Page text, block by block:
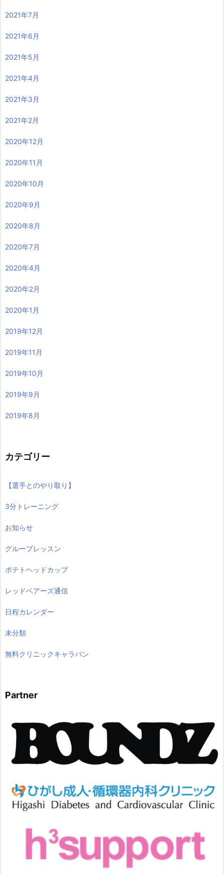
2021年7月
2021年6月
2021年5月
2021年4月
2021年3月
2021年2月
2020年12月
2020年11月
2020年10月
2020年9月
2020年8月
2020年7月
2020年4月
2020年2月
2020年1月
2019年12月
2019年11月
2019年10月
2019年9月
2019年8月
カテゴリー
【選手とのやり取り】
3分トレーニング
お知らせ
グループレッスン
ポテトヘッドカップ
レッドベアーズ通信
日程カレンダー
未分類
無料クリニックキャラバン
Partner